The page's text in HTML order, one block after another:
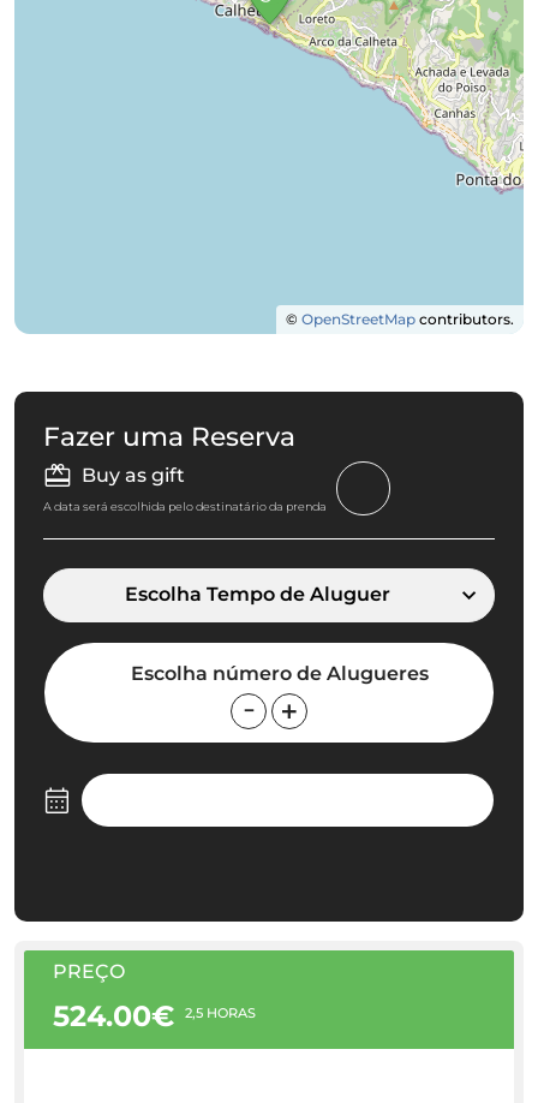
© OpenStreetMap contributors.
Fazer uma Reserva
Buy as gift
A data será escolhida pelo destinatário da prenda
Escolha Tempo de Aluguer
Escolha número de Alugueres
PREÇO
524.00€ 2,5 HORAS